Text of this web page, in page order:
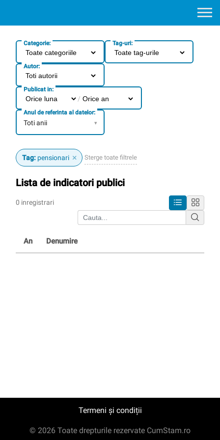
Categorie: Tag-uri:
Autor:
Publicat in:
/
Anul de referinta al datelor:
Toti anii ▾
Tag: pensionari × Sterge toate filtrele
Lista de indicatori publici
0 inregistrari
An Denumire
Termeni și condiții
© 2026 Toate drepturile rezervate CumStam.ro